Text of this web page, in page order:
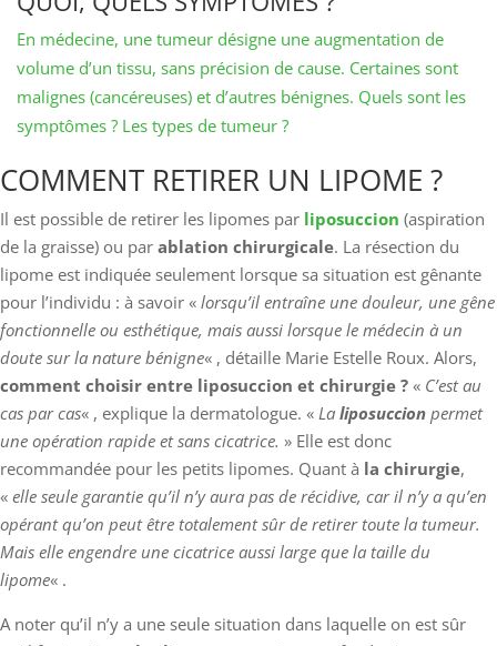
En médecine, une tumeur désigne une augmentation de
volume d’un tissu, sans précision de cause. Certaines sont
malignes (cancéreuses) et d’autres bénignes. Quels sont les
symptômes ? Les types de tumeur ?
COMMENT RETIRER UN LIPOME ?
Il est possible de retirer les lipomes par liposuccion (aspiration
de la graisse) ou par ablation chirurgicale. La résection du
lipome est indiquée seulement lorsque sa situation est gênante
pour l’individu : à savoir « lorsqu’il entraîne une douleur, une gêne
fonctionnelle ou esthétique, mais aussi lorsque le médecin à un
doute sur la nature bénigne« , détaille Marie Estelle Roux. Alors,
comment choisir entre liposuccion et chirurgie ? « C’est au
cas par cas« , explique la dermatologue. « La liposuccion permet
une opération rapide et sans cicatrice. » Elle est donc
recommandée pour les petits lipomes. Quant à la chirurgie,
« elle seule garantie qu’il n’y aura pas de récidive, car il n’y a qu’en
opérant qu’on peut être totalement sûr de retirer toute la tumeur.
Mais elle engendre une cicatrice aussi large que la taille du
lipome« .
A noter qu’il n’y a une seule situation dans laquelle on est sûr